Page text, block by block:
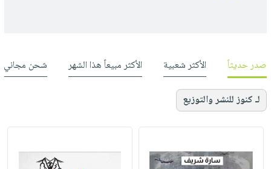
صدر حديثاً الأكثر شعبية الأكثر مبيعاً هذا الشهر شحن مجاني
لـ كنوز للنشر والتوزيع